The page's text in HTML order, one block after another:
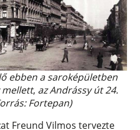
ebben a saroképületben
mellett, az Andrássy út 24.
Fortepan)
Freund Vilmos tervezte